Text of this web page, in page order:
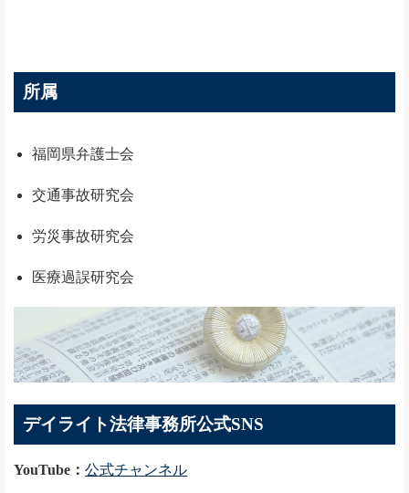
所属
福岡県弁護士会
交通事故研究会
労災事故研究会
医療過誤研究会
デイライト法律事務所公式SNS
YouTube： 公式チャンネル